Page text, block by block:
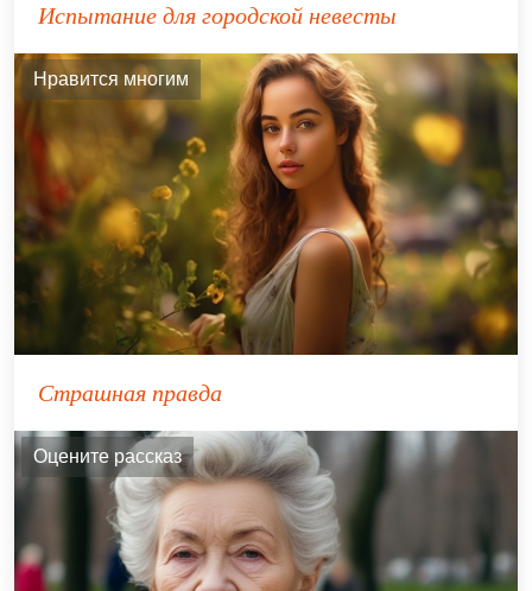
Испытание для городской невесты
Нравится многим
Страшная правда
Оцените рассказ